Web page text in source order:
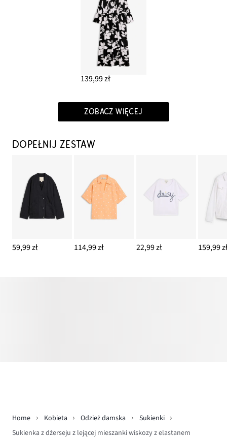
139,99 zł
ZOBACZ WIĘCEJ
DOPEŁNIJ ZESTAW
59,99 zł 114,99 zł 22,99 zł 159,99
Home Kobieta Odzież damska
Sukienki
Sukienka z dżerseju z lejącej mieszanki wiskozy z elastanem